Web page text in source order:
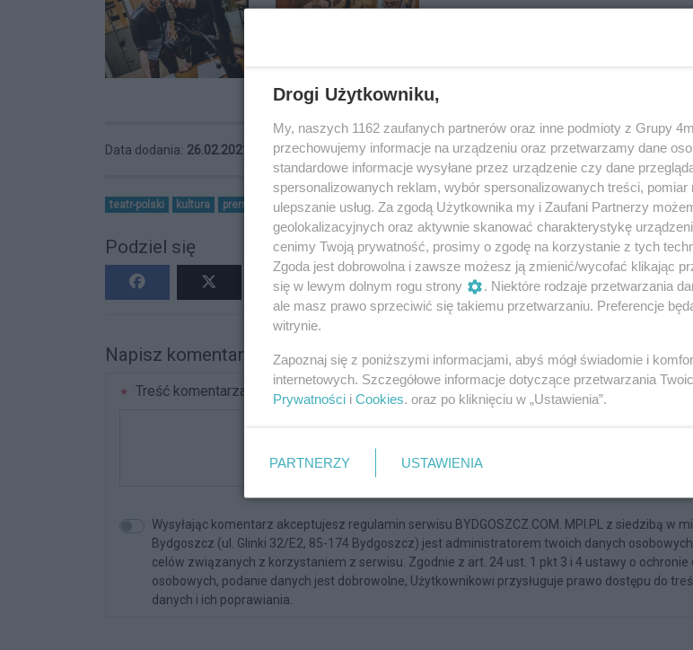
Data dodania: 26.02.2021 16:09 Wyświetleń: 597
teatr-polski kultura premiera vod
Podziel się
1
Napisz komentarz
Treść komentarza
Wysyłając komentarz akceptujesz regulamin serwisu BYDGOSZCZ.COM. MPI.PL z siedzibą w
Bydgoszcz (ul. Glinki 32/E2, 85-174 Bydgoszcz) jest administratorem twoich danych
celów związanych z korzystaniem z serwisu. Zgodnie z art. 24 ust. 1 pkt 3 i 4 ustawy o ochronie
osobowych, podanie danych jest dobrowolne, Użytkownikowi przysługuje prawo dostępu do
danych i ich poprawiania.
Drogi Użytkowniku,
My, naszych 1162 zaufanych partnerów oraz inne podmioty z Grupy
przechowujemy informacje na urządzeniu oraz przetwarzamy dane
standardowe informacje wysyłane przez urządzenie czy dane
spersonalizowanych reklam, wybór spersonalizowanych treści,
ulepszanie usług. Za zgodą Użytkownika my i Zaufani Partnerzy
geolokalizacyjnych oraz aktywnie skanować charakterystykę
cenimy Twoją prywatność, prosimy o zgodę na korzystanie z tych
Zgoda jest dobrowolna i zawsze możesz ją zmienić/wycofać klikając
się w lewym dolnym rogu strony
. Niektóre rodzaje przetwarzania
ale masz prawo sprzeciwić się takiemu przetwarzaniu. Preferencje
witrynie.
Zapoznaj się z poniższymi informacjami, abyś mógł świadomie i
internetowych. Szczegółowe informacje dotyczące przetwarzania
Prywatności i Cookies. oraz po kliknięciu w „Ustawienia”.
PARTNERZY USTAWIENIA